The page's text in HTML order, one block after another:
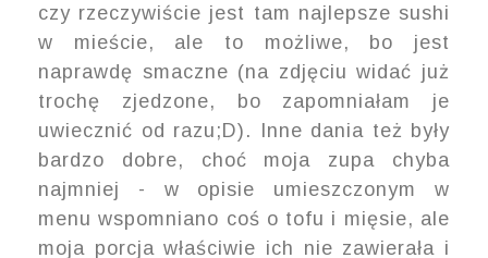
czy rzeczywiście jest tam najlepsze sushi
w mieście, ale to możliwe, bo jest
naprawdę smaczne (na zdjęciu widać już
trochę zjedzone, bo zapomniałam je
uwiecznić od razu;D). Inne dania też były
bardzo dobre, choć moja zupa chyba
najmniej - w opisie umieszczonym w
menu wspomniano coś o tofu i mięsie, ale
moja porcja właściwie ich nie zawierała i